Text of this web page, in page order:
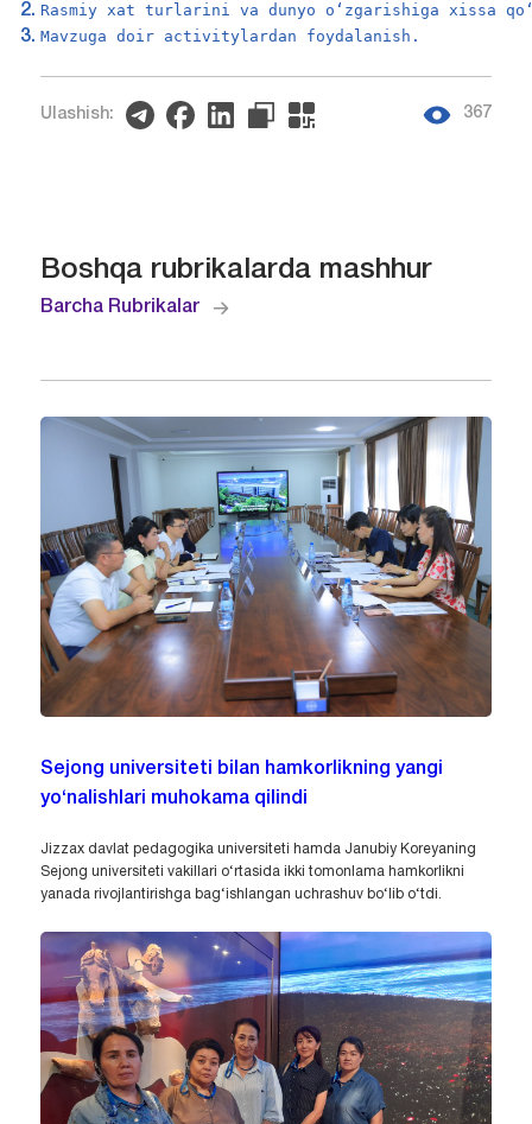
Rasmiy xat turlarini va dunyo oʻzgarishiga xissa
Mavzuga doir activitylardan foydalanish.
Ulashish: 367
Boshqa rubrikalarda mashhur
Barcha Rubrikalar
Sejong universiteti bilan hamkorlikning yangi
yo‘nalishlari muhokama qilindi
Jizzax davlat pedagogika universiteti hamda Janubiy Koreyaning
Sejong universiteti vakillari o‘rtasida ikki tomonlama hamkorlikni
yanada rivojlantirishga bag‘ishlangan uchrashuv bo‘lib o‘tdi.